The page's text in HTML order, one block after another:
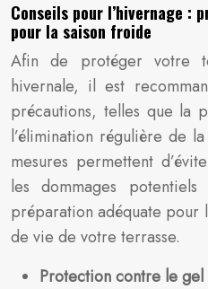
Conseils pour l’hivernage :
pour la saison froide
Afin de protéger votre
hivernale, il est
précautions, telles que la
l’élimination régulière de
mesures permettent
les dommages
préparation adéquate pour
de vie de votre terrasse.
Protection contre le gel